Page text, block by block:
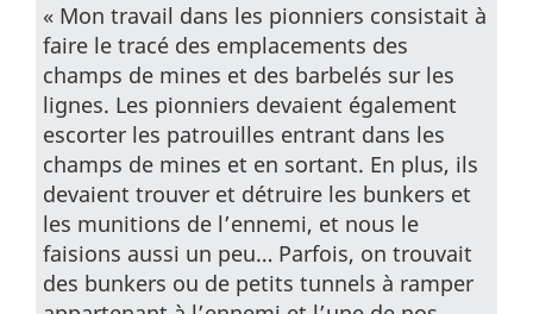
« Mon travail dans les pionniers consistait à
faire le tracé des emplacements des
champs de mines et des barbelés sur les
lignes. Les pionniers devaient également
escorter les patrouilles entrant dans les
champs de mines et en sortant. En plus, ils
devaient trouver et détruire les bunkers et
les munitions de l’ennemi, et nous le
faisions aussi un peu… Parfois, on trouvait
des bunkers ou de petits tunnels à ramper